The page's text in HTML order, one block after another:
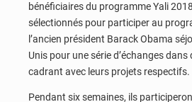
bénéficiaires du programme Yali
sélectionnés pour participer au
l’ancien président Barack Obama
Unis pour une série d’échanges
cadrant avec leurs projets respectifs.
Pendant six semaines, ils